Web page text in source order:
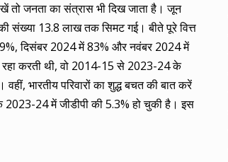
तो जनता का संत्रास भी दिख जाता है। जून
संख्या 13.8 लाख तक सिमट गई। बीते पूरे वित्त
दिसंबर 2024 में 83% और नवंबर 2024 में
करती थी, वो 2014-15 से 2023-24 के
भारतीय परिवारों का शुद्ध बचत की बात करें
2023-24 में जीडीपी की 5.3% हो चुकी है। इस